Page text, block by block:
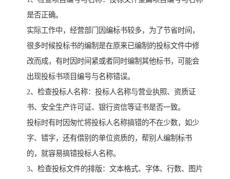
是否正确。
实际工作中，经营部门因编标书较多，为了节省时间，
很多时候投标书的编制是在原来已编制的投标文件中修
改而成，有时因时间紧或者同时编制其他标书，可能会
出现投标书项目编号与名称错误。
2、检查投标人名称：投标人名称与营业执照、资质证
书、安全生产许可证、银行资信等证书是否一致。
投标时有时因匆忙将投标人名称搞错的不在少数，如少
字、错字，还有借别的单位资质的，帮别人编制标书
的，就容易搞错投标人名称。
3、检查投标文件的排版：文本格式、字体、行数、图片